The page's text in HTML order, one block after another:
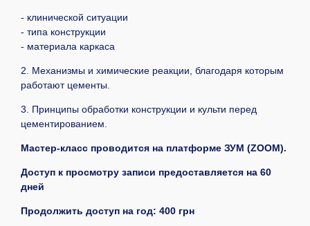
- клинической ситуации
- типа конструкции
- материала каркаса
2. Механизмы и химические реакции, благодаря которым
работают цементы.
3. Принципы обработки конструкции и культи перед
цементированием.
Мастер-класс проводится на платформе ЗУМ (ZOOM).
Доступ к просмотру записи предоставляется на 60
дней
Продолжить доступ на год: 400 грн